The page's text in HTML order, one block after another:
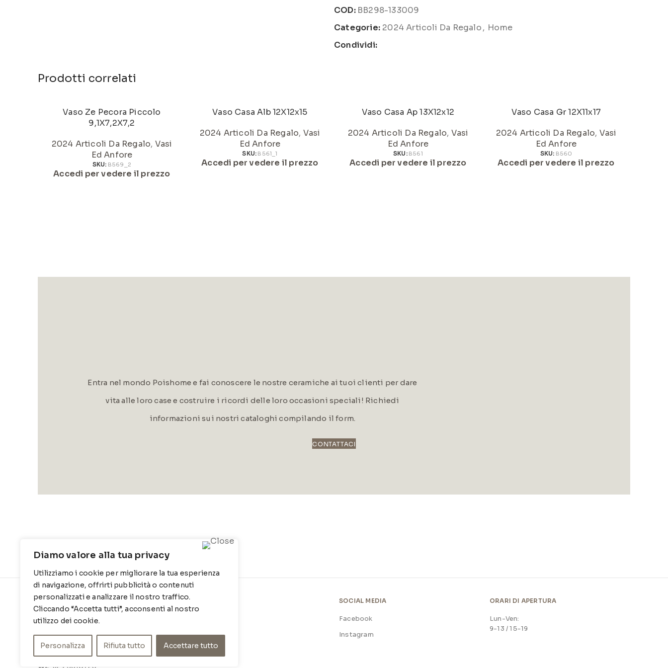
Diamo valore alla tua privacy
Utilizziamo i cookie per migliorare la tua esperienza
di navigazione, offrirti pubblicità o contenuti
personalizzati e analizzare il nostro traffico.
Cliccando “Accetta tutti”, acconsenti al nostro
utilizzo dei cookie.
Personalizza Rifiuta tutto Accettare tutto
COD: BB298-133009
Categorie: 2024 Articoli Da Regalo, Home
Condividi:
Prodotti correlati
Vaso Ze Pecora Piccolo
9,1X7,2X7,2
2024 Articoli Da Regalo, Vasi
Ed Anfore
SKU: B569_2
Accedi per vedere il prezzo
Vaso Casa Alb 12X12x15
2024 Articoli Da Regalo, Vasi
Ed Anfore
SKU: B561_1
Accedi per vedere il prezzo
Vaso Casa Ap 13X12x12
2024 Articoli Da Regalo, Vasi
Ed Anfore
SKU: B561
Accedi per vedere il prezzo
Vaso Casa Gr 12X11x17
2024 Articoli Da Regalo, Vasi
Ed Anfore
SKU: B560
Accedi per vedere il prezzo
Entra nel mondo Poishome e fai conoscere le nostre ceramiche ai tuoi clienti per dare
vita alle loro case e costruire i ricordi delle loro occasioni speciali! Richiedi
informazioni sui nostri cataloghi compilando il form.
CONTATTACI
CONTATTI
Contrada Locosantissimo 1316 - 70044
T: 080 917 78 89
WZ : 329 6510725
INFO
Cookie Policy
Privacy Policy
SOCIAL MEDIA
Facebook
Instagram
ORARI DI APERTURA
Lun-Ven:
9-13 / 15-19